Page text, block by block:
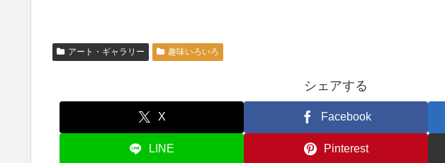
アート・ギャラリー 趣味いろいろ
シェアする
X Facebook
LINE Pinterest